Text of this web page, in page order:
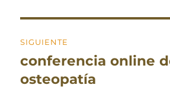
SIGUIENTE
Entrada
siguiente:
conferencia online
osteopatía